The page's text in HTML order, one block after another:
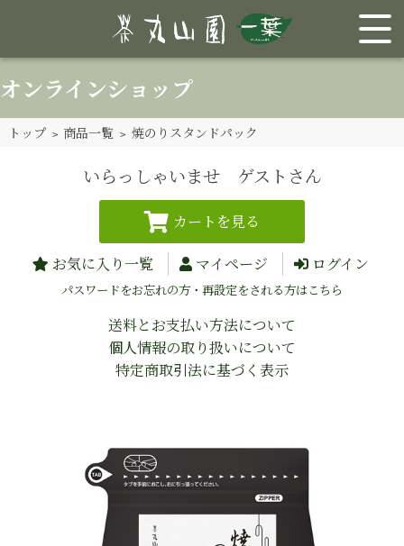
オンラインショップ
トップ > 商品一覧 > 焼のりスタンドパック
いらっしゃいませ ゲストさん
お気に入り一覧 マイページ ログイン
パスワードをお忘れの方・再設定をされる方はこちら
送料とお支払い方法について
個人情報の取り扱いについて
特定商取引法に基づく表示